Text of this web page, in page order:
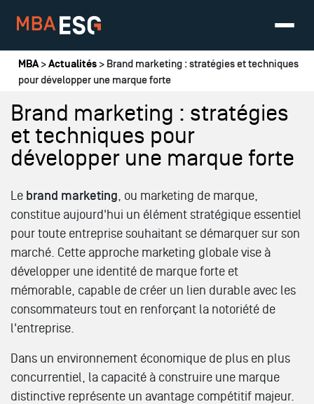
Vous êtes ici
MBA>Actualités > Brand marketing : stratégies et techniques
pour développer une marque forte
Brand marketing : stratégies
et techniques pour
développer une marque forte
Le brand marketing, ou marketing de marque,
constitue aujourd'hui un élément stratégique essentiel
pour toute entreprise souhaitant se démarquer sur son
marché. Cette approche marketing globale vise à
développer une identité de marque forte et
mémorable, capable de créer un lien durable avec les
consommateurs tout en renforçant la notoriété de
l'entreprise.
Dans un environnement économique de plus en plus
concurrentiel, la capacité à construire une marque
distinctive représente un avantage compétitif majeur.